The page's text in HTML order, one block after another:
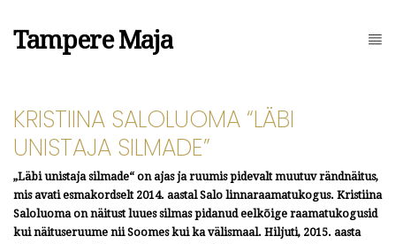
Tampere Maja
KRISTIINA SALOLUOMA “LÄBI
UNISTAJA SILMADE”
„Läbi unistaja silmade“ on ajas ja ruumis pidevalt muutuv rändnäitus,
mis avati esmakordselt 2014. aastal Salo linnaraamatukogus. Kristiina
Saloluoma on näitust luues silmas pidanud eelkõige raamatukogusid
kui näituseruume nii Soomes kui ka välismaal. Hiljuti, 2015. aasta